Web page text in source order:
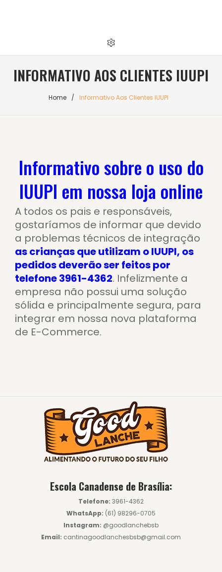
INFORMATIVO AOS CLIENTES IUUPI
Home / Informativo Aos Clientes IUUPI
Informativo sobre o uso do
IUUPI em nossa loja online
A todos os pais e responsáveis,
gostaríamos de informar que devido
a problemas técnicos de integração
as crianças que utilizam o IUUPI, os
pedidos deverão ser feitos por
telefone 3961-4362. Infelizmente a
empresa não possui uma solução
sólida e principalmente segura, para
integrar em nossa nova plataforma
de E-Commerce.
Escola Canadense de Brasília:
Telefone: 3961-4362
WhatsApp: (61) 98296-0705
Instagram: @goodlanchebsb
Email: cantinagoodlanchesbsb@gmail.com